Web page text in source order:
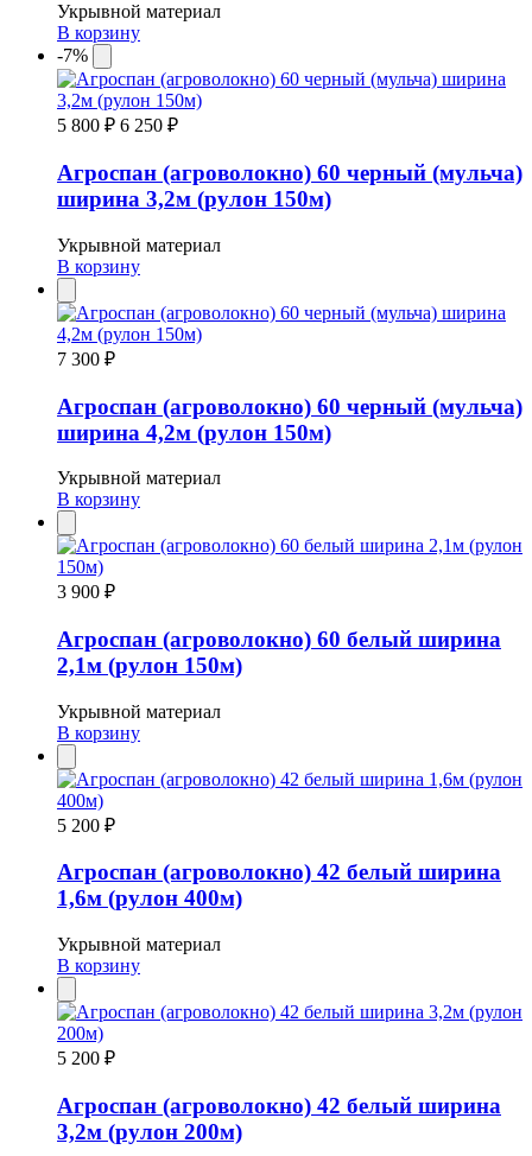
Укрывной материал
В корзину
-7%
5 800 ₽ 6 250 ₽
Агроспан (агроволокно) 60 черный (мульча)
ширина 3,2м (рулон 150м)
Укрывной материал
В корзину
7 300 ₽
Агроспан (агроволокно) 60 черный (мульча)
ширина 4,2м (рулон 150м)
Укрывной материал
В корзину
3 900 ₽
Агроспан (агроволокно) 60 белый ширина
2,1м (рулон 150м)
Укрывной материал
В корзину
5 200 ₽
Агроспан (агроволокно) 42 белый ширина
1,6м (рулон 400м)
Укрывной материал
В корзину
5 200 ₽
Агроспан (агроволокно) 42 белый ширина
3,2м (рулон 200м)